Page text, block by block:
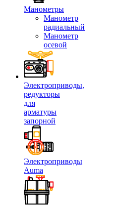
Манометры
Манометр
радиальный
Манометр
осевой
Электроприводы,
редукторы
для
арматуры
запорной
Электроприводы
Auma